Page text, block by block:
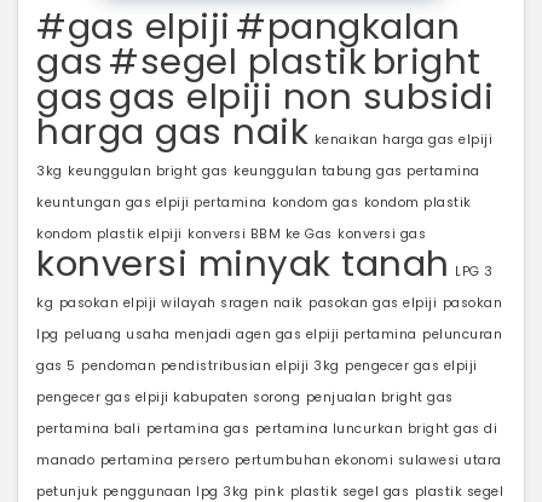
#gas elpiji#pangkalan
gas#segel plastikbright
gasgas elpiji non subsidi
harga gas naik kenaikan harga gas elpiji
3kg keunggulan bright gas keunggulan tabung gas pertamina
keuntungan gas elpiji pertamina kondom gas kondom plastik
kondom plastik elpiji konversi BBM ke Gas konversi gas
konversi minyak tanah LPG 3
kg pasokan elpiji wilayah sragen naik pasokan gas elpiji pasokan
lpg peluang usaha menjadi agen gas elpiji pertamina peluncuran
gas 5 pendoman pendistribusian elpiji 3kg pengecer gas elpiji
pengecer gas elpiji kabupaten sorong penjualan bright gas
pertamina bali pertamina gas pertamina luncurkan bright gas di
manado pertamina persero pertumbuhan ekonomi sulawesi utara
petunjuk penggunaan lpg 3kg pink plastik segel gas plastik segel